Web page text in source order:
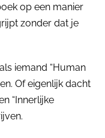
op een manier
zonder dat je
iemand “Human
Of eigenlijk dacht
“Innerlijke